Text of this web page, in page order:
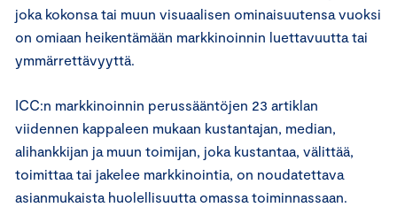
joka kokonsa tai muun visuaalisen ominaisuutensa vuoksi
on omiaan heikentämään markkinoinnin luettavuutta tai
ymmärrettävyyttä.
ICC:n markkinoinnin perussääntöjen 23 artiklan
viidennen kappaleen mukaan kustantajan, median,
alihankkijan ja muun toimijan, joka kustantaa, välittää,
toimittaa tai jakelee markkinointia, on noudatettava
asianmukaista huolellisuutta omassa toiminnassaan.